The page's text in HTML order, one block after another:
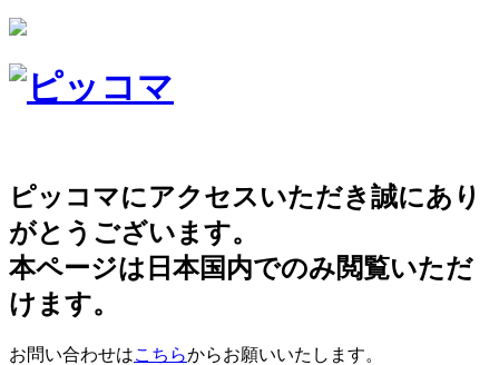
ピッコマにアクセスいただき誠にあり
がとうございます。
本ページは日本国内でのみ閲覧いただ
けます。
お問い合わせはこちらからお願いいたします。